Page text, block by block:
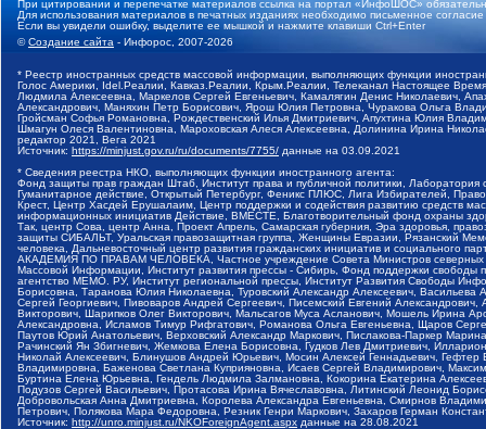
При цитировании и перепечатке материалов ссылка на портал «ИнфоШОС»
Для использования материалов в печатных изданиях необходимо письменное
Если вы увидели ошибку, выделите ее мышкой и нажмите клавиши Ctrl+Enter
©Создание сайта - Инфорос, 2007-2026
* Реестр иностранных средств массовой информации, выполняющих функции
Голос Америки, Idel.Реалии, Кавказ.Реалии, Крым.Реалии, Телеканал Настоящее
Людмила Алексеевна, Маркелов Сергей Евгеньевич, Камалягин Денис Николаевич,
Александрович, Маняхин Петр Борисович, Ярош Юлия Петровна, Чуракова Ольга
Гройсман Софья Романовна, Рождественский Илья Дмитриевич, Апухтина Юлия
Шмагун Олеся Валентиновна, Мароховская Алеся Алексеевна, Долинина Ирина
редактор 2021, Вега 2021
Источник: https://minjust.gov.ru/ru/documents/7755/ данные на 03.09.2021
* Сведения реестра НКО, выполняющих функции иностранного агента:
Фонд защиты прав граждан Штаб, Институт права и публичной политики,
Гуманитарное действие, Открытый Петербург, Феникс ПЛЮС, Лига Избирателей,
Крест, Центр Хасдей Ерушалаим, Центр поддержки и содействия развитию средств
информационных инициатив Действие, ВМЕСТЕ, Благотворительный фонд охраны
Так, центр Сова, центр Анна, Проект Апрель, Самарская губерния, Эра здоровья,
защиты СИБАЛЬТ, Уральская правозащитная группа, Женщины Евразии, Рязанский
человека, Дальневосточный центр развития гражданских инициатив и социального
АКАДЕМИЯ ПО ПРАВАМ ЧЕЛОВЕКА, Частное учреждение Совета Министров северных
Массовой Информации, Институт развития прессы - Сибирь, Фонд поддержки
агентство МЕМО. РУ, Институт региональной прессы, Институт Развития Свободы
Борисовна, Таранова Юлия Николаевна, Туровский Александр Алексеевич,
Сергей Георгиевич, Пивоваров Андрей Сергеевич, Писемский Евгений
Викторович, Шарипков Олег Викторович, Мальсагов Муса Асланович, Мошель Ирина
Александровна, Исламов Тимур Рифгатович, Романова Ольга Евгеньевна, Щаров
Паутов Юрий Анатольевич, Верховский Александр Маркович, Пислакова-Паркер
Рачинский Ян Збигневич, Жемкова Елена Борисовна, Гудков Лев Дмитриевич,
Николай Алексеевич, Блинушов Андрей Юрьевич, Мосин Алексей Геннадьевич,
Владимировна, Баженова Светлана Куприяновна, Исаев Сергей Владимирович,
Буртина Елена Юрьевна, Гендель Людмила Залмановна, Кокорина Екатерина
Подузов Сергей Васильевич, Протасова Ирина Вячеславовна, Литинский Леонид
Добровольская Анна Дмитриевна, Королева Александра Евгеньевна, Смирнов
Петрович, Полякова Мара Федоровна, Резник Генри Маркович, Захаров Герман
Источник: http://unro.minjust.ru/NKOForeignAgent.aspx данные на 28.08.2021